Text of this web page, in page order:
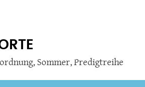
,Sommer,Predigtreihe